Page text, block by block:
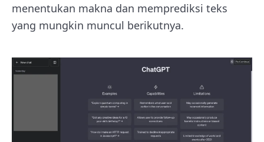
menentukan makna dan memprediksi teks
yang mungkin muncul berikutnya.